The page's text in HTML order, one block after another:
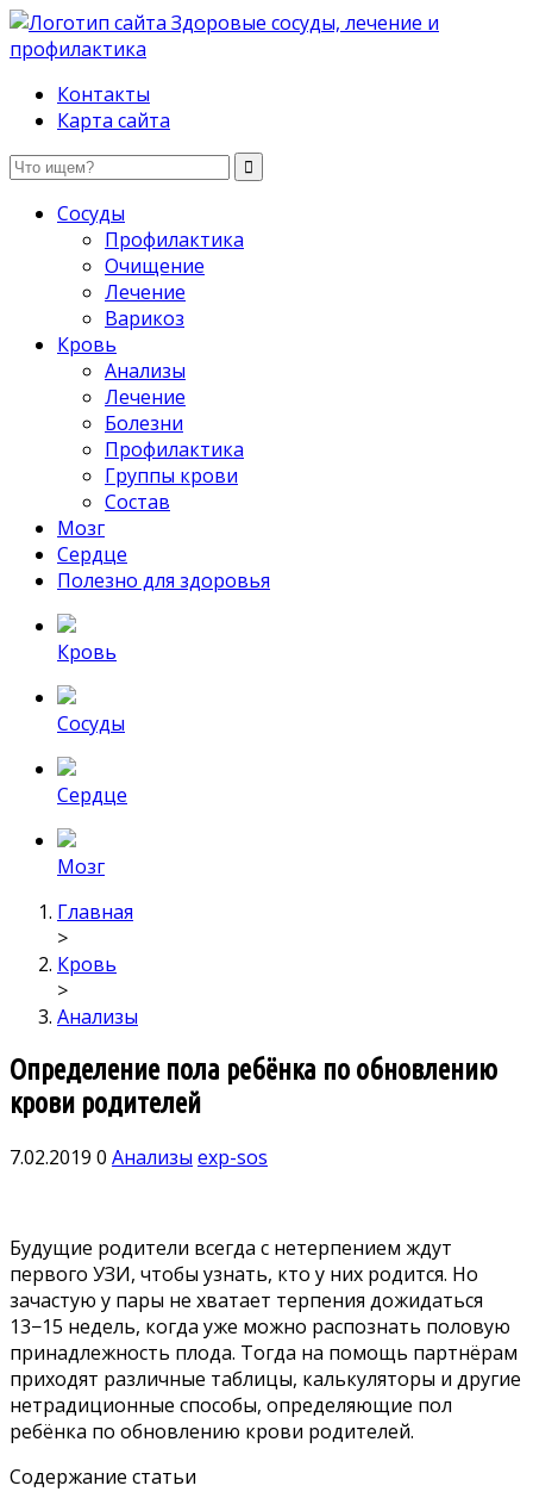
Здоровые сосуды, лечение и профилактика
Контакты
Карта сайта
Сосуды
Профилактика
Очищение
Лечение
Варикоз
Кровь
Анализы
Лечение
Болезни
Профилактика
Группы крови
Состав
Мозг
Сердце
Полезно для здоровья
Кровь
Сосуды
Сердце
Мозг
Главная
>
Кровь
>
Анализы
Определение пола ребёнка по обновлению
крови родителей
7.02.2019 0 Анализы exp-sos
Будущие родители всегда с нетерпением ждут
первого УЗИ, чтобы узнать, кто у них родится. Но
зачастую у пары не хватает терпения дожидаться
13−15 недель, когда уже можно распознать половую
принадлежность плода. Тогда на помощь партнёрам
приходят различные таблицы, калькуляторы и другие
нетрадиционные способы, определяющие пол
ребёнка по обновлению крови родителей.
Содержание статьи